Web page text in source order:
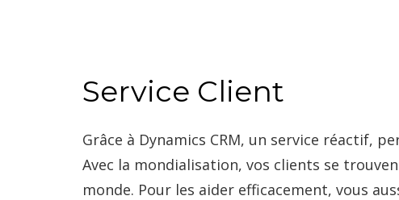
Service Client
Grâce à Dynamics CRM, un service réactif,
Avec la mondialisation, vos clients se
monde. Pour les aider efficacement, vous